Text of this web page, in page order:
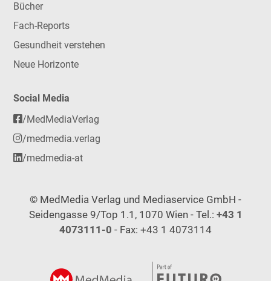
Bücher
Fach-Reports
Gesundheit verstehen
Neue Horizonte
Social Media
/MedMediaVerlag
/medmedia.verlag
/medmedia-at
© MedMedia Verlag und Mediaservice GmbH -
Seidengasse 9/Top 1.1, 1070 Wien - Tel.: +43 1
4073111-0 - Fax: +43 1 4073114